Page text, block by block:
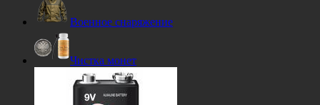
Военное снаряжение
Чистка монет